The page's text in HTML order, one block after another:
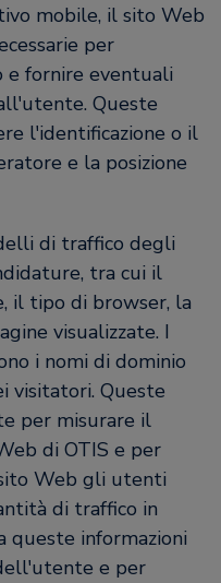
mobile, il sito Web
per
e fornire eventuali
Queste
l'identificazione o il
e la posizione
di traffico degli
tra cui il
il tipo di browser, la
visualizzate. I
i nomi di dominio
visitatori. Queste
per misurare il
di OTIS e per
Web gli utenti
di traffico in
queste informazioni
e per